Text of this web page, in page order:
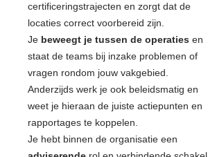
certificeringstrajecten en zorgt dat de
locaties correct voorbereid zijn.
Je beweegt je tussen de operaties en
staat de teams bij inzake problemen of
vragen rondom jouw vakgebied.
Anderzijds werk je ook beleidsmatig en
weet je hieraan de juiste actiepunten en
rapportages te koppelen.
Je hebt binnen de organisatie een